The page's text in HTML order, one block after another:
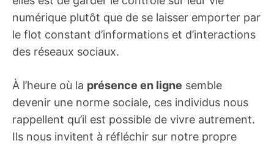
numérique plutôt que de se laisser emporter par
le flot constant d’informations et d’interactions
des réseaux sociaux.
À l’heure où la présence en ligne semble
devenir une norme sociale, ces individus nous
rappellent qu’il est possible de vivre autrement.
Ils nous invitent à réfléchir sur notre propre